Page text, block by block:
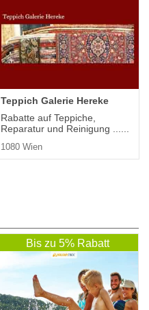
Teppich Galerie Hereke
Rabatte auf Teppiche,
Reparatur und Reinigung ......
1080 Wien
Bis zu 5% Rabatt